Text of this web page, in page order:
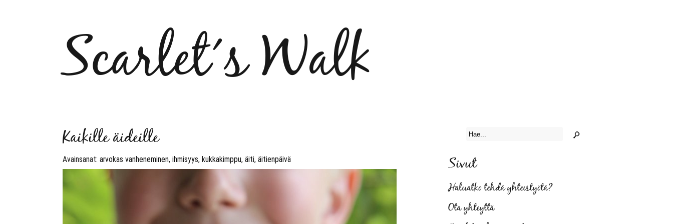
Scarlet´s Walk
Kaikille äideille
Avainsanat: arvokas vanheneminen, ihmisyys, kukkakimppu, äiti, äitienpäivä Sivut
Haluatko tehdä yhteistyötä?
Ota yhteyttä